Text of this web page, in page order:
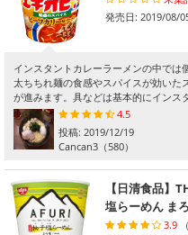
発売日: 2019/08/
インスタントカレーラーメンの中では
太ちちれ麺の食感やスパイスが効いた
が進みます。具などは基本的にインス
4.5
投稿: 2019/12/19
Cancan3 （580）
【日清食品】
塩らーめん ま
3.9